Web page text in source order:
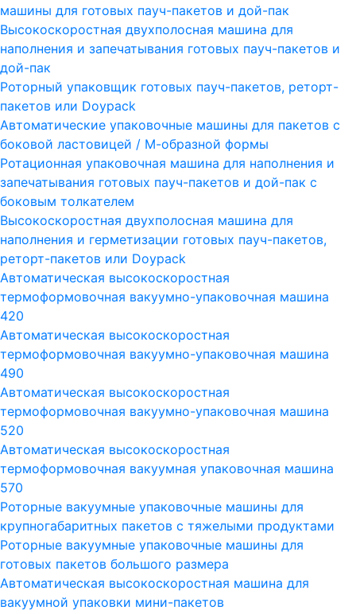
машины для готовых пауч-пакетов и дой-пак
Высокоскоростная двухполосная машина для
наполнения и запечатывания готовых пауч-пакетов и
дой-пак
Роторный упаковщик готовых пауч-пакетов, реторт-
пакетов или Doypack
Автоматические упаковочные машины для пакетов с
боковой ластовицей / М-образной формы
Ротационная упаковочная машина для наполнения и
запечатывания готовых пауч-пакетов и дой-пак с
боковым толкателем
Высокоскоростная двухполосная машина для
наполнения и герметизации готовых пауч-пакетов,
реторт-пакетов или Doypack
Автоматическая высокоскоростная
термоформовочная вакуумно-упаковочная машина
420
Автоматическая высокоскоростная
термоформовочная вакуумно-упаковочная машина
490
Автоматическая высокоскоростная
термоформовочная вакуумно-упаковочная машина
520
Автоматическая высокоскоростная
термоформовочная вакуумная упаковочная машина
570
Роторные вакуумные упаковочные машины для
крупногабаритных пакетов с тяжелыми продуктами
Роторные вакуумные упаковочные машины для
готовых пакетов большого размера
Автоматическая высокоскоростная машина для
вакуумной упаковки мини-пакетов